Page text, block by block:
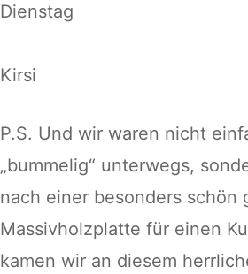
Dienstag
Kirsi
P.S. Und wir waren nicht
„bummelig“ unterwegs,
nach einer besonders schön
Massivholzplatte für einen
kamen wir an diesem